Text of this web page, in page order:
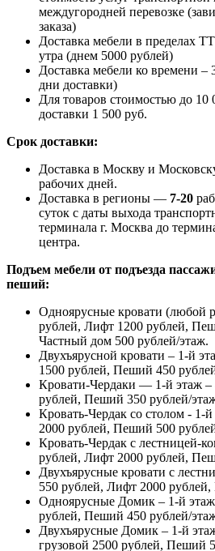
междугородней перевозке
заказа)
Доставка мебели в пределах
утра (днем 5000 рублей)
Доставка мебели ко времени –
дни доставки)
Для товаров стоимостью до 10
доставки 1 500 руб.
Срок доставки:
Доставка в Москву и
рабочих дней.
Доставка в регионы — 7-20
суток с даты выхода
терминала г. Москва до
центра.
Подъем мебели от подъезда
пеший:
Одноярусные кровати (любой
рублей, Лифт 1200 рублей,
Частный дом 500 рублей/этаж.
Двухъярусной кровати – 1-й
1500 рублей, Пеший 450
Кровати-Чердаки — 1-й этаж –
рублей, Пеший 350 рублей/
Кровать-Чердак со столом - 1-
2000 рублей, Пеший 500
Кровать-Чердак с лестницей-
рублей, Лифт 2000 рублей,
Двухъярусные кровати с
550 рублей, Лифт 2000
Одноярусные Домик – 1-й
рублей, Пеший 450 рублей/
Двухъярусные Домик – 1-й
грузовой 2500 рублей, Пеший